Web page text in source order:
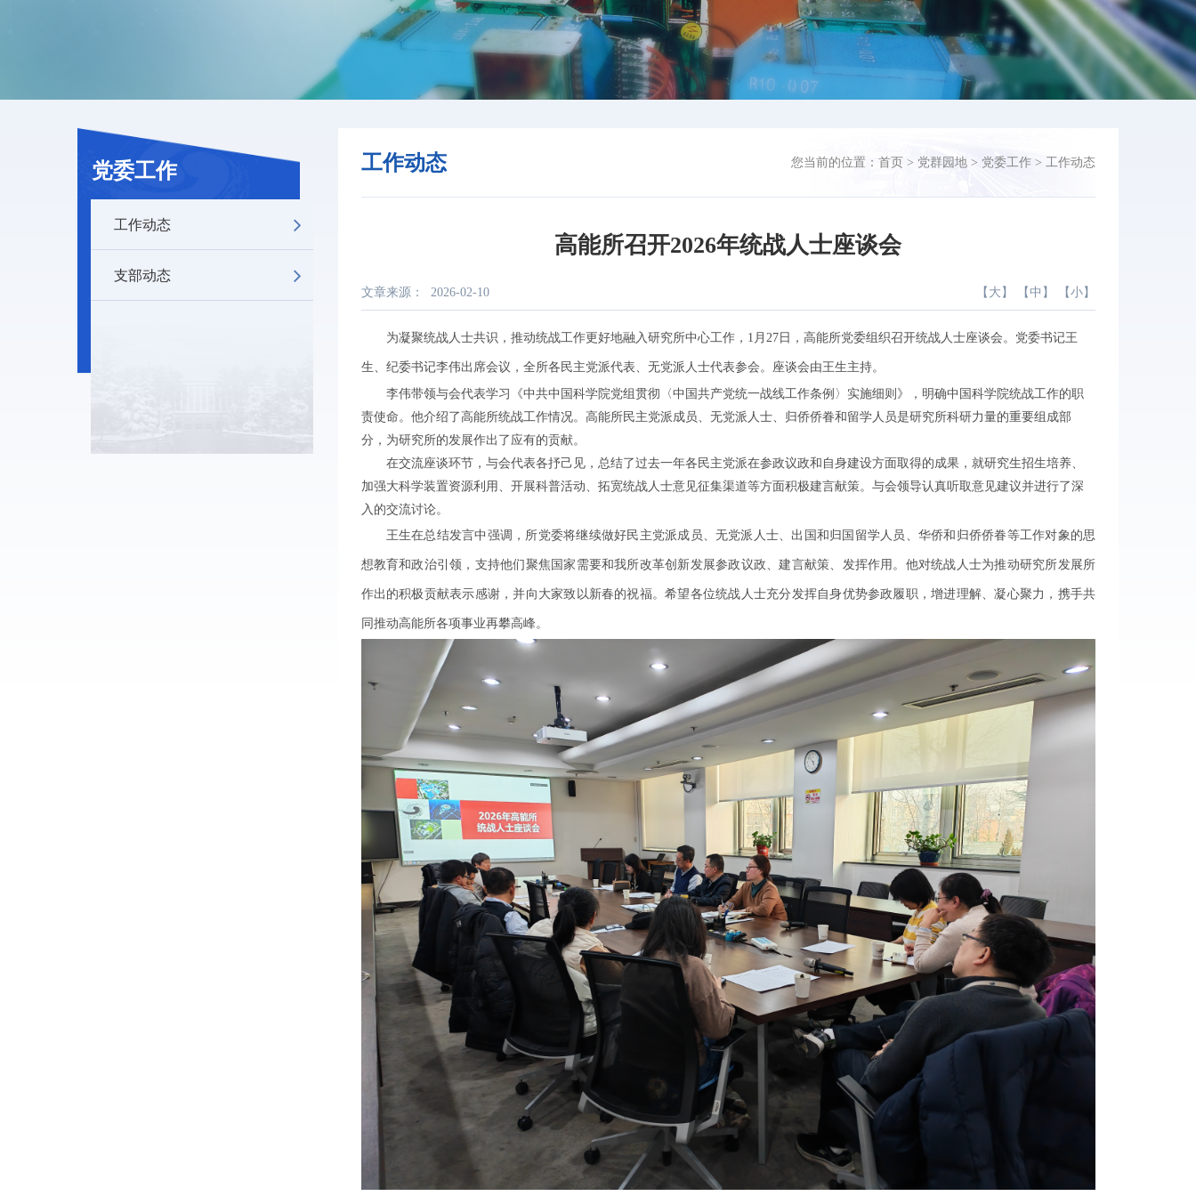
党委工作
工作动态
支部动态
工作动态 您当前的位置： 首页 > 党群园地 > 党委工作 > 工作动态
高能所召开2026年统战人士座谈会
文章来源： 2026-02-10 【 大 】 【 中 】 【 小 】
为凝聚统战人士共识，推动统战工作更好地融入研究所中心工作，1月27日，高能所党委组织召开统战人士座谈会。党委书记王
生、纪委书记李伟出席会议，全所各民主党派代表、无党派人士代表参会。座谈会由王生主持。
李伟带领与会代表学习《中共中国科学院党组贯彻〈中国共产党统一战线工作条例〉实施细则》，明确中国科学院统战工作的职
责使命。他介绍了高能所统战工作情况。高能所民主党派成员、无党派人士、归侨侨眷和留学人员是研究所科研力量的重要组成部
分，为研究所的发展作出了应有的贡献。
在交流座谈环节，与会代表各抒己见，总结了过去一年各民主党派在参政议政和自身建设方面取得的成果，就研究生招生培养、
加强大科学装置资源利用、开展科普活动、拓宽统战人士意见征集渠道等方面积极建言献策。与会领导认真听取意见建议并进行了深
入的交流讨论。
王生在总结发言中强调，所党委将继续做好民主党派成员、无党派人士、出国和归国留学人员、华侨和归侨侨眷等工作对象的思
想教育和政治引领，支持他们聚焦国家需要和我所改革创新发展参政议政、建言献策、发挥作用。他对统战人士为推动研究所发展所
作出的积极贡献表示感谢，并向大家致以新春的祝福。希望各位统战人士充分发挥自身优势参政履职，增进理解、凝心聚力，携手共
同推动高能所各项事业再攀高峰。